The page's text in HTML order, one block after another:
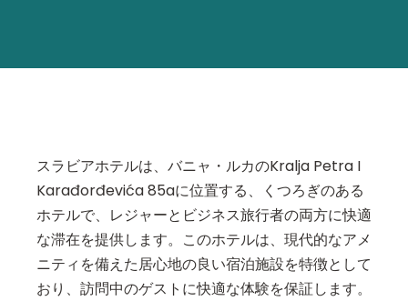
スラビアホテルは、バニャ・ルカのKralja Petra I
Karađorđevića 85aに位置する、くつろぎのある
ホテルで、レジャーとビジネス旅行者の両方に快適
な滞在を提供します。このホテルは、現代的なアメ
ニティを備えた居心地の良い宿泊施設を特徴として
おり、訪問中のゲストに快適な体験を保証します。